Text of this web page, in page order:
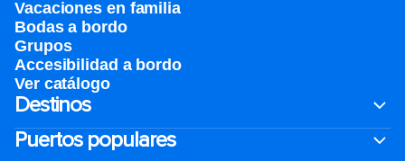
Vacaciones en familia
Bodas a bordo
Grupos
Accesibilidad a bordo
Ver catálogo
Destinos
Puertos populares